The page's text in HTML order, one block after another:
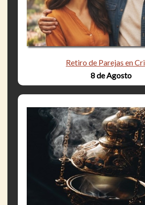
Retiro de Parejas en
8 de Agosto